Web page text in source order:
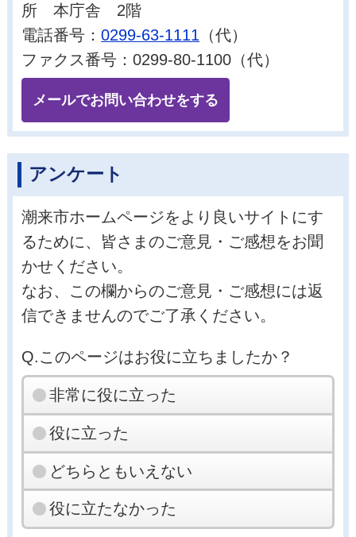
所 本庁舎 2階
電話番号：0299-63-1111 （代）
ファクス番号：0299-80-1100（代）
メールでお問い合わせをする
アンケート
潮来市ホームページをより良いサイトにす
るために、皆さまのご意見・ご感想をお聞
かせください。
なお、この欄からのご意見・ご感想には返
信できませんのでご了承ください。
Q.このページはお役に立ちましたか？
非常に役に立った
役に立った
どちらともいえない
役に立たなかった